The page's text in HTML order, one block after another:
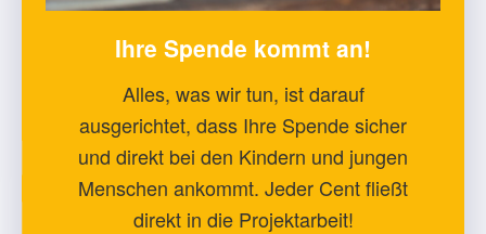
Ihre Spende kommt an!
Alles, was wir tun, ist darauf
ausgerichtet, dass Ihre Spende sicher
und direkt bei den Kindern und jungen
Menschen ankommt. Jeder Cent fließt
direkt in die Projektarbeit!